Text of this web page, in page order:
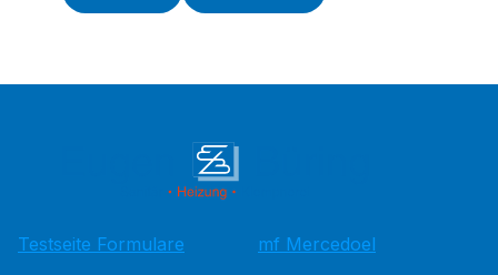
Testseite Formulare
mf Mercedoel